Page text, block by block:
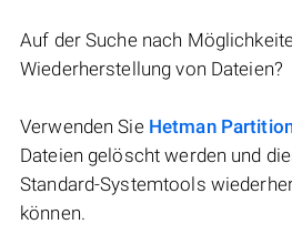
Auf der Suche nach
Wiederherstellung von Dateien?
Verwenden Sie Hetman
Dateien gelöscht werden und
Standard-Systemtools
können.